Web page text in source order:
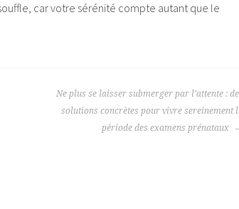
car votre sérénité compte autant que le
Ne plus se laisser submerger par l’attente :
solutions concrètes pour vivre sereinement
période des examens prénataux